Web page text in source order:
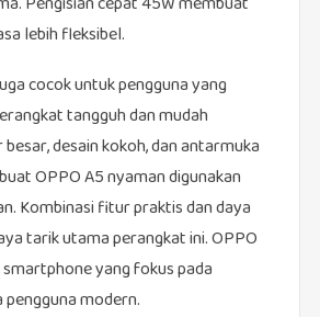
lebih fleksibel.
cocok untuk pengguna yang
tangguh dan mudah
desain kokoh, dan antarmuka
OPPO A5 nyaman digunakan
Kombinasi fitur praktis dan daya
tarik utama perangkat ini. OPPO
yang fokus pada
modern.